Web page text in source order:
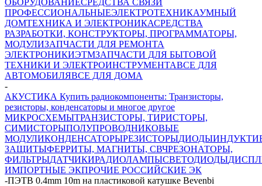
ОБОРУДОВАНИЕСРЕДСТВА СВЯЗИ
ПРОФЕССИОНАЛЬНЫЕЭЛЕКТРОТЕХНИКАУМНЫЙ
ДОМТЕХНИКА И ЭЛЕКТРОНИКАСРЕДСТВА
РАЗРАБОТКИ, КОНСТРУКТОРЫ, ПРОГРАММАТОРЫ,
МОДУЛИЗАПЧАСТИ ДЛЯ РЕМОНТА
ЭЛЕКТРОНИКИЭТМЗАПЧАСТИ ДЛЯ БЫТОВОЙ
ТЕХНИКИ И ЭЛЕКТРОИНСТРУМЕНТАВСЕ ДЛЯ
АВТОМОБИЛЯВСЕ ДЛЯ ДОМА
-
АКУСТИКА Купить радиокомпоненты: Транзисторы,
резисторы, конденсаторы и многое другое
МИКРОСХЕМЫТРАНЗИСТОРЫ, ТИРИСТОРЫ,
СИМИСТОРЫПОЛУПРОВОДНИКОВЫЕ
МОДУЛИКОНДЕНСАТОРЫРЕЗИСТОРЫДИОДЫ
ЗАЩИТЫФЕРРИТЫ, МАГНИТЫ, СВЧРЕЗОНАТОРЫ,
ФИЛЬТРЫДАТЧИКИРАДИОЛАМПЫСВЕТОДИОДЫ
ИМПОРТНЫЕ ЭКПРОЧИЕ РОССИЙСКИЕ ЭК
-ПЭТВ 0.4mm 10m на пластиковой катушке Bevenbi